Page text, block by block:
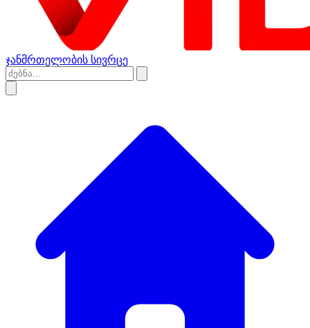
ჯანმრთელობის სივრცე